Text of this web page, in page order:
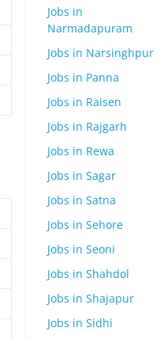
Jobs in
Narmadapuram
Jobs in Narsinghpur
Jobs in Panna
Jobs in Raisen
Jobs in Rajgarh
Jobs in Rewa
Jobs in Sagar
Jobs in Satna
Jobs in Sehore
Jobs in Seoni
Jobs in Shahdol
Jobs in Shajapur
Jobs in Sidhi